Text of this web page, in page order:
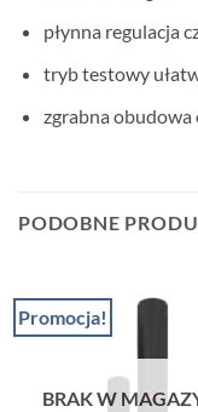
płynna regulacja
tryb testowy
zgrabna
PODOBNE
Promocja!
BRAK W